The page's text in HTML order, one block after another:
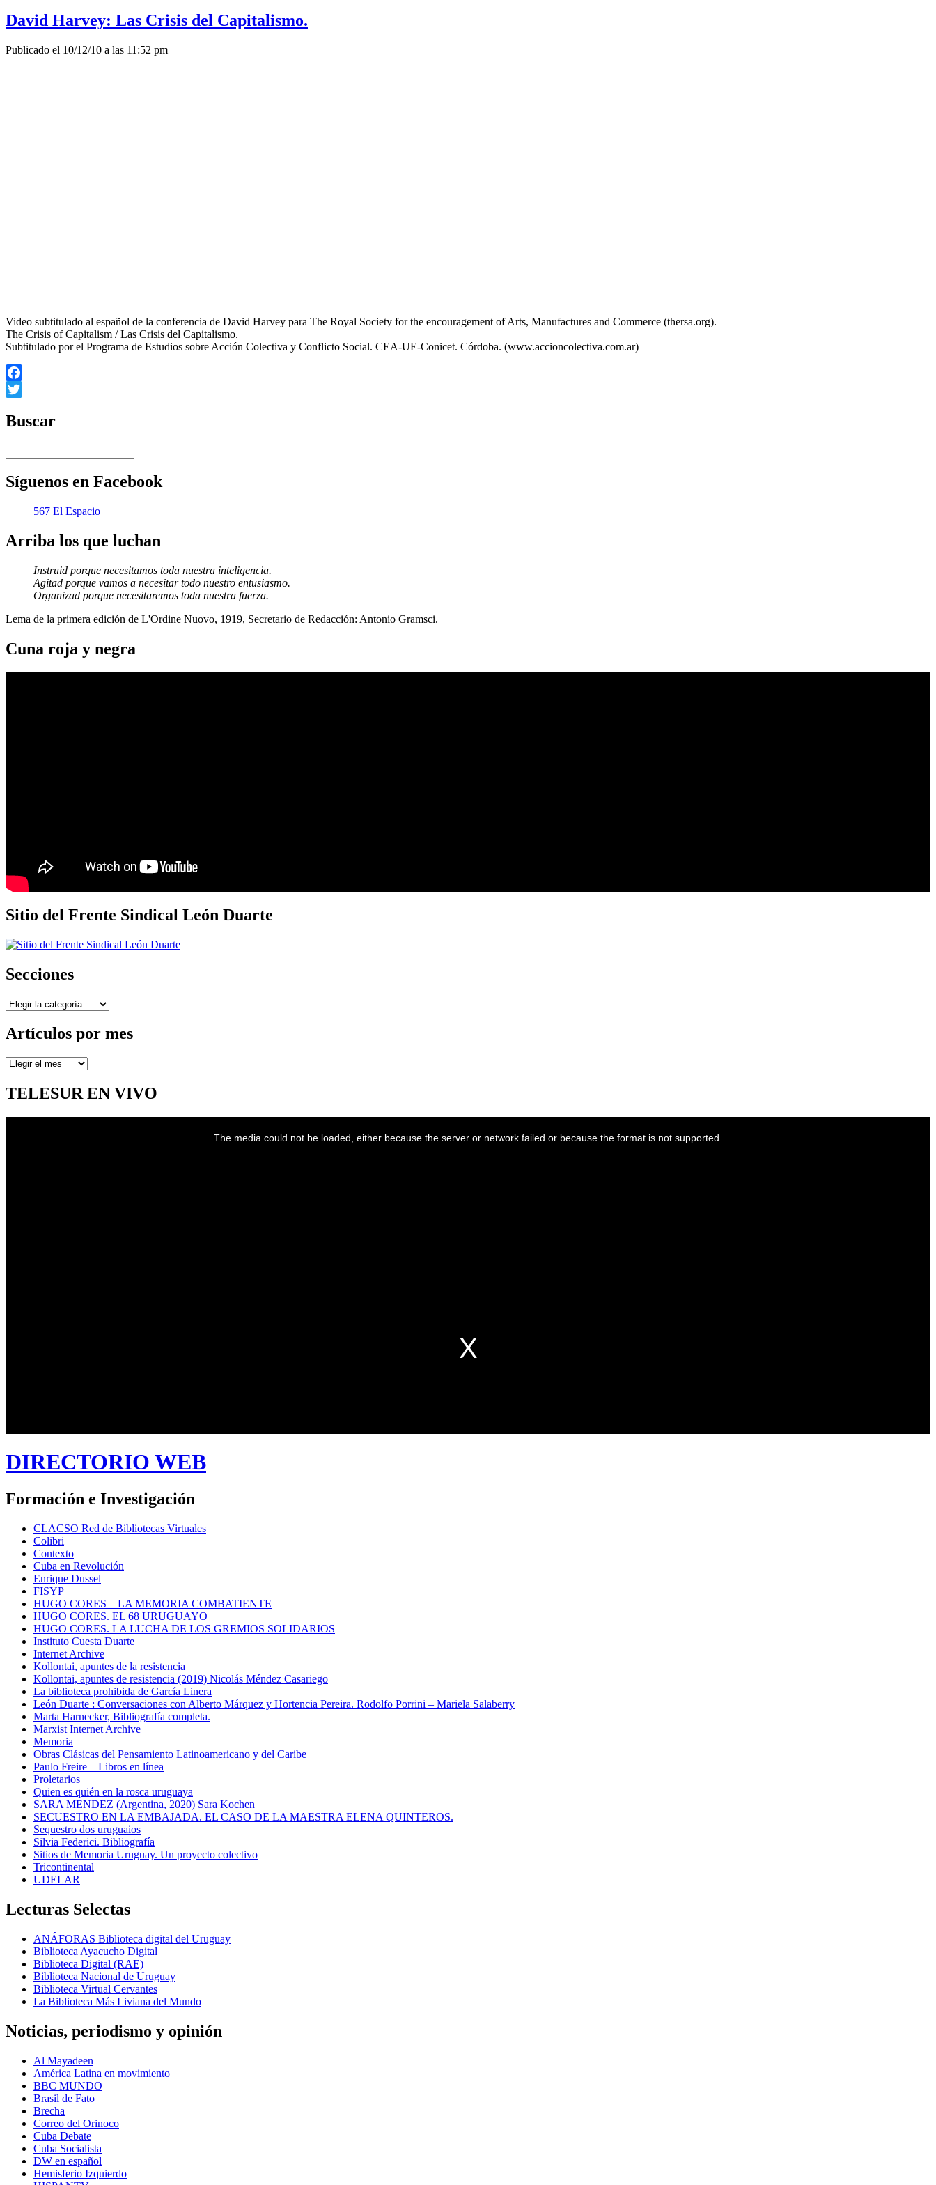
David Harvey: Las Crisis del Capitalismo.
Publicado el 10/12/10 a las 11:52 pm
Video subtitulado al español de la conferencia de David Harvey para The Royal Society for the encouragement of Arts, Manufactures and Commerce (thersa.org).
The Crisis of Capitalism / Las Crisis del Capitalismo.
Subtitulado por el Programa de Estudios sobre Acción Colectiva y Conflicto Social. CEA-UE-Conicet. Córdoba. (www.accioncolectiva.com.ar)
Facebook
Buscar
Síguenos en Facebook
567 El Espacio
Arriba los que luchan
Instruid porque necesitamos toda nuestra inteligencia.
Agitad porque vamos a necesitar todo nuestro entusiasmo.
Organizad porque necesitaremos toda nuestra fuerza.
Lema de la primera edición de L'Ordine Nuovo, 1919, Secretario de Redacción: Antonio Gramsci.
Cuna roja y negra
Sitio del Frente Sindical León Duarte
Secciones
Secciones
Artículos por mes
Artículos
mes
TELESUR EN VIVO
DIRECTORIO WEB
Formación e Investigación
CLACSO Red de Bibliotecas Virtuales
Colibri
Contexto
Cuba en Revolución
Enrique Dussel
FISYP
HUGO CORES – LA MEMORIA COMBATIENTE
HUGO CORES. EL 68 URUGUAYO
HUGO CORES. LA LUCHA DE LOS GREMIOS SOLIDARIOS
Instituto Cuesta Duarte
Internet Archive
Kollontai, apuntes de la resistencia
Kollontai, apuntes de resistencia (2019) Nicolás Méndez Casariego
La biblioteca prohibida de García Linera
León Duarte : Conversaciones con Alberto Márquez y Hortencia Pereira. Rodolfo Porrini – Mariela Salaberry
Marta Harnecker, Bibliografía completa.
Marxist Internet Archive
Memoria
Obras Clásicas del Pensamiento Latinoamericano y del Caribe
Paulo Freire – Libros en línea
Proletarios
Quien es quién en la rosca uruguaya
SARA MENDEZ (Argentina, 2020) Sara Kochen
SECUESTRO EN LA EMBAJADA. EL CASO DE LA MAESTRA ELENA QUINTEROS.
Sequestro dos uruguaios
Silvia Federici. Bibliografía
Sitios de Memoria Uruguay. Un proyecto colectivo
Tricontinental
UDELAR
Lecturas Selectas
ANÁFORAS Biblioteca digital del Uruguay
Biblioteca Ayacucho Digital
Biblioteca Digital (RAE)
Biblioteca Nacional de Uruguay
Biblioteca Virtual Cervantes
La Biblioteca Más Liviana del Mundo
Noticias, periodismo y opinión
Al Mayadeen
América Latina en movimiento
BBC MUNDO
Brasil de Fato
Brecha
Correo del Orinoco
Cuba Debate
Cuba Socialista
DW en español
Hemisferio Izquierdo